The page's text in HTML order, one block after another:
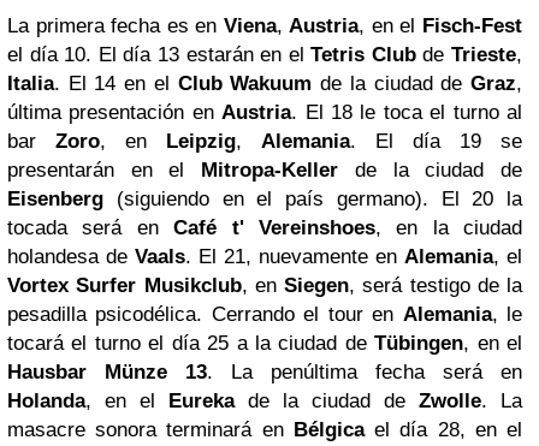
La primera fecha es en Viena,Austria, en el Fisch-Fest
el día 10. El día 13 estarán en elTetris ClubdeTrieste,
Italia. El 14 en el Club Wakuum de la ciudad deGraz,
última presentación enAustria. El 18 le toca el turno al
bar Zoro, en Leipzig, Alemania. El día 19 se
presentarán en el Mitropa-Keller de la ciudad de
Eisenberg (siguiendo en el país germano). El 20 la
tocada será enCafé t' Vereinshoes, en la ciudad
holandesa de Vaals. El 21, nuevamente en Alemania, el
Vortex Surfer Musikclub, en Siegen, será testigo de la
pesadilla psicodélica. Cerrando el tour en Alemania, le
tocará el turno el día 25 a la ciudad deTübingen, en el
Hausbar Münze 13. La penúltima fecha será en
Holanda, en el Eurekade la ciudad de Zwolle. La
masacre sonora terminará en Bélgicael día 28, en el